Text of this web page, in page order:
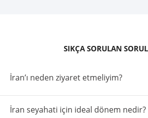
SIKÇA SORULAN
İran’ı neden ziyaret etmeliyim?
İran seyahati için ideal dönem nedir?